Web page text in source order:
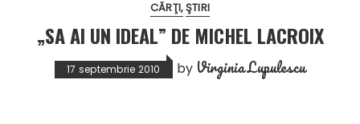
CĂRŢI ŞTIRI
„SA AI UN IDEAL” DE MICHEL LACROIX
17 septembrie 2010 by Virginia Lupulescu